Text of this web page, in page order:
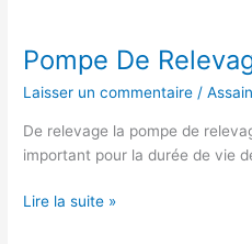
Pompe De
Laisser un commentaire /
De relevage la pompe de
important pour la durée de vie
Pompe
Lire la suite »